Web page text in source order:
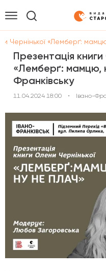
Чернінької «Лемберґ:
Презентація
«Лемберґ: мамцю,
Франківську
11.04.2024 18:00 • Івано-